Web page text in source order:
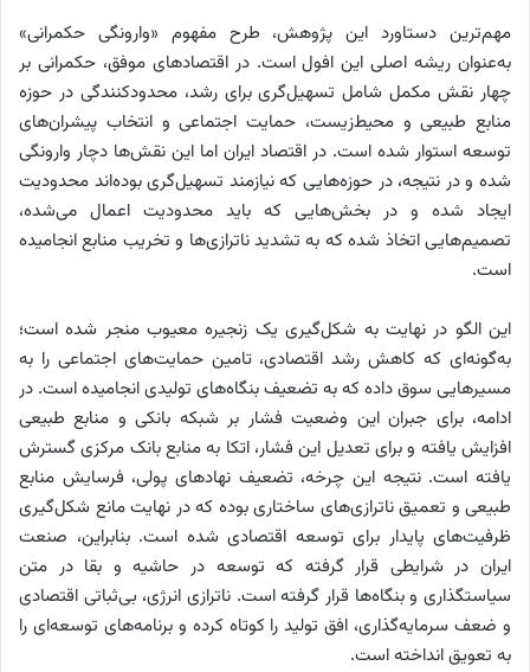
مهم‌ترین دستاورد این پژوهش، طرح مفهوم «وارونگی حکمرانی»
به‌عنوان ریشه اصلی این افول است. در اقتصادهای موفق، حکمرانی بر
چهار نقش مکمل شامل تسهیل‌گری برای رشد، محدودکنندگی در حوزه
منابع طبیعی و محیط‌زیست، حمایت اجتماعی و انتخاب پیشران‌های
توسعه استوار شده است. در اقتصاد ایران اما این نقش‌ها دچار وارونگی
شده و در نتیجه، در حوزه‌هایی که نیازمند تسهیل‌گری بوده‌اند محدودیت
ایجاد شده و در بخش‌هایی که باید محدودیت اعمال می‌شده،
تصمیم‌هایی اتخاذ شده که به تشدید ناترازی‌ها و تخریب منابع انجامیده
است.
این الگو در نهایت به شکل‌گیری یک زنجیره معیوب منجر شده است؛
به‌گونه‌ای که کاهش رشد اقتصادی، تامین حمایت‌های اجتماعی را به
مسیرهایی سوق داده که به تضعیف بنگاه‌های تولیدی انجامیده است. در
ادامه، برای جبران این وضعیت فشار بر شبکه بانکی و منابع طبیعی
افزایش یافته و برای تعدیل این فشار، اتکا به منابع بانک مرکزی گسترش
یافته است. نتیجه این چرخه، تضعیف نهادهای پولی، فرسایش منابع
طبیعی و تعمیق ناترازی‌های ساختاری بوده که در نهایت مانع شکل‌گیری
ظرفیت‌های پایدار برای توسعه اقتصادی شده است. بنابراین، صنعت
ایران در شرایطی قرار گرفته که توسعه در حاشیه و بقا در متن
سیاستگذاری و بنگاه‌ها قرار گرفته است. ناترازی انرژی، بی‌ثباتی اقتصادی
و ضعف سرمایه‌گذاری، افق تولید را کوتاه کرده و برنامه‌های توسعه‌ای را
به تعویق انداخته است.